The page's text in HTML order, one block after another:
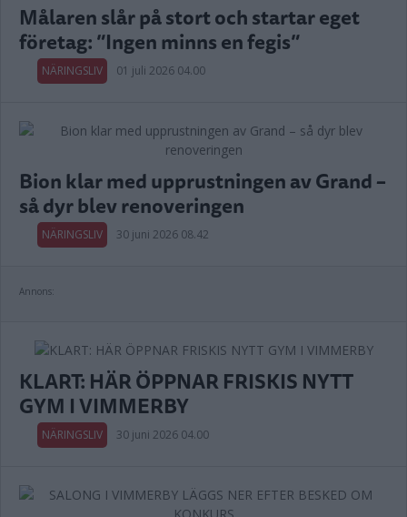
Målaren slår på stort och startar eget
företag: ”Ingen minns en fegis”
NÄRINGSLIV 01 juli 2026 04.00
Bion klar med upprustningen av Grand –
så dyr blev renoveringen
NÄRINGSLIV 30 juni 2026 08.42
Annons:
KLART: HÄR ÖPPNAR FRISKIS NYTT
GYM I VIMMERBY
NÄRINGSLIV 30 juni 2026 04.00